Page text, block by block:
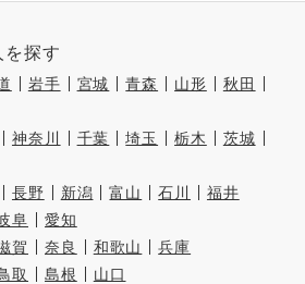
を探す
岩手 宮城 青森 山形
秋田
神奈川 千葉 埼玉 栃木
茨城
長野 新潟 富山 石川
福井
阜
愛知
賀 奈良 和歌山
兵庫
取 島根
山口